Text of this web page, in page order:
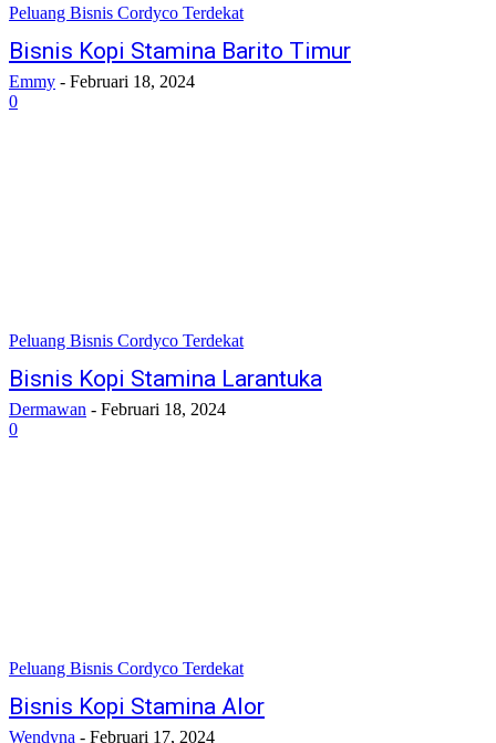
Peluang Bisnis Cordyco Terdekat
Bisnis Kopi Stamina Barito Timur
Emmy - Februari 18, 2024
0
Peluang Bisnis Cordyco Terdekat
Bisnis Kopi Stamina Larantuka
Dermawan - Februari 18, 2024
0
Peluang Bisnis Cordyco Terdekat
Bisnis Kopi Stamina Alor
Wendyna - Februari 17, 2024